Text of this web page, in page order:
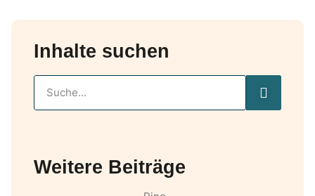
Inhalte suchen
Weitere Beiträge